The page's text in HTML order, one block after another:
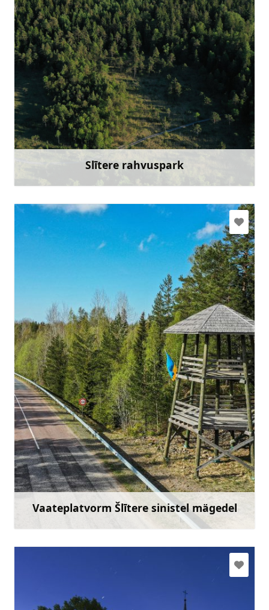
Slītere rahvuspark
slitere@daba.gov.lv
+371 67800389
Mine
Vaateplatvorm Šlītere sinistel mägedel
slitere@daba.gov.lv
+371 67800389
Mine
Rohkem teavet